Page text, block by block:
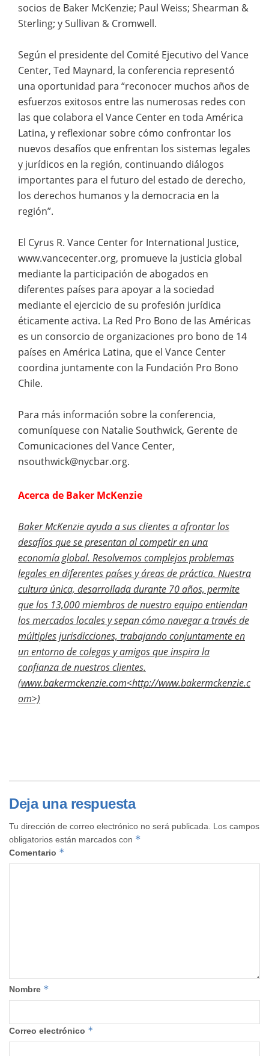
socios de Baker McKenzie; Paul Weiss; Shearman &
Sterling; y Sullivan & Cromwell.
Según el presidente del Comité Ejecutivo del Vance
Center, Ted Maynard, la conferencia representó
una oportunidad para “reconocer muchos años de
esfuerzos exitosos entre las numerosas redes con
las que colabora el Vance Center en toda América
Latina, y reflexionar sobre cómo confrontar los
nuevos desafíos que enfrentan los sistemas legales
y jurídicos en la región, continuando diálogos
importantes para el futuro del estado de derecho,
los derechos humanos y la democracia en la
región”.
El Cyrus R. Vance Center for International Justice,
www.vancecenter.org, promueve la justicia global
mediante la participación de abogados en
diferentes países para apoyar a la sociedad
mediante el ejercicio de su profesión jurídica
éticamente activa. La Red Pro Bono de las Américas
es un consorcio de organizaciones pro bono de 14
países en América Latina, que el Vance Center
coordina juntamente con la Fundación Pro Bono
Chile.
Para más información sobre la conferencia,
comuníquese con Natalie Southwick, Gerente de
Comunicaciones del Vance Center,
nsouthwick@nycbar.org.
Acerca de Baker McKenzie
Baker McKenzie ayuda a sus clientes a afrontar los
desafíos que se presentan al competir en una
economía global. Resolvemos complejos problemas
legales en diferentes países y áreas de práctica. Nuestra
cultura única, desarrollada durante 70 años, permite
que los 13,000 miembros de nuestro equipo entiendan
los mercados locales y sepan cómo navegar a través de
múltiples jurisdicciones, trabajando conjuntamente en
un entorno de colegas y amigos que inspira la
confianza de nuestros clientes.
(www.bakermckenzie.com<http://www.bakermckenzie.c
om>)
Deja una respuesta
Tu dirección de correo electrónico no será publicada.
Los campos
obligatorios están marcados con *
Comentario *
Nombre *
Correo electrónico *